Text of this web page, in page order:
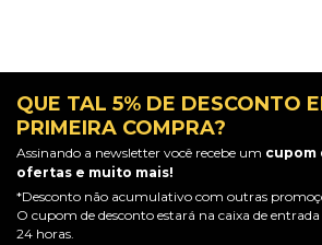
QUE TAL 5% DE DESCONTO
PRIMEIRA COMPRA?
Assinando a newsletter você recebe um cupom
ofertas e muito mais!
*Desconto não acumulativo com outras
O cupom de desconto estará na caixa de
24 horas.